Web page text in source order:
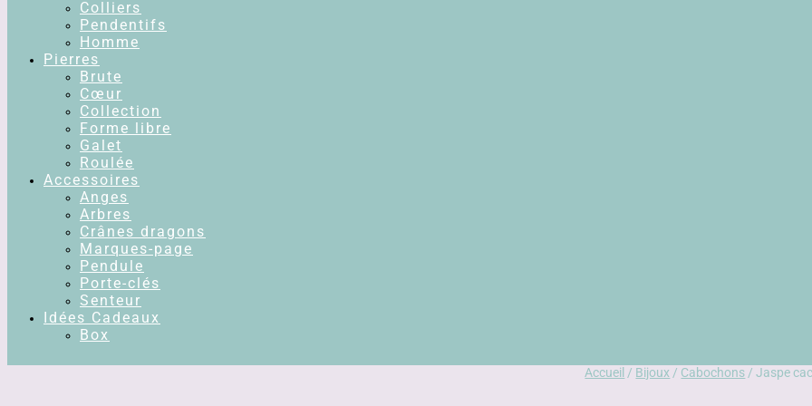
Colliers
Pendentifs
Homme
Pierres
Brute
Cœur
Collection
Forme libre
Galet
Roulée
Accessoires
Anges
Arbres
Crânes dragons
Marques-page
Pendule
Porte-clés
Senteur
Idées Cadeaux
Box
Accueil / Bijoux / Cabochons / Jaspe